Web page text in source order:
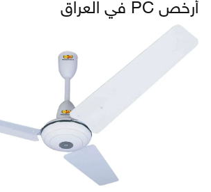
أرخص PC في العراق